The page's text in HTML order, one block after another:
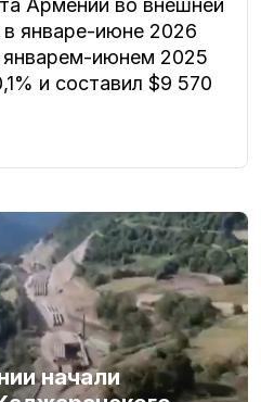
Армении во внешней
в январе-июне 2026
январем-июнем 2025
и составил $9 570
начали